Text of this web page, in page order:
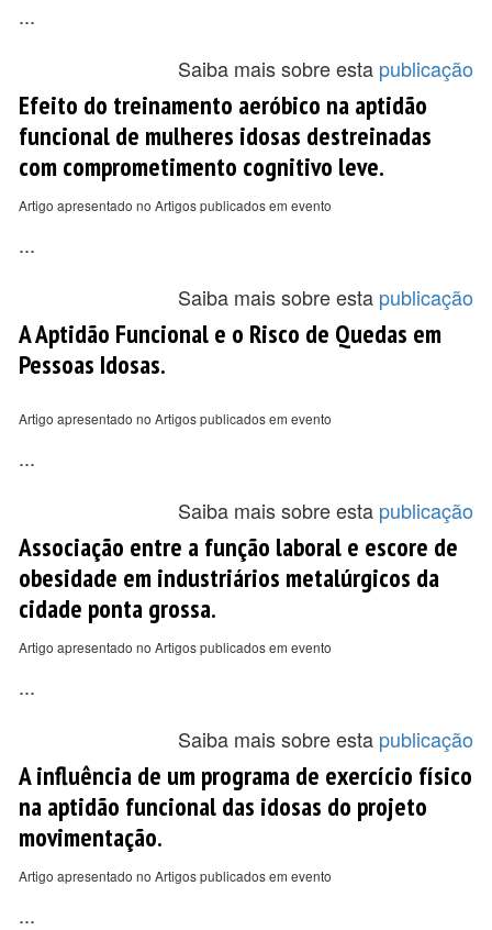
...
Saiba mais sobre esta publicação
Efeito do treinamento aeróbico na aptidão
funcional de mulheres idosas destreinadas
com comprometimento cognitivo leve.
Artigo apresentado no Artigos publicados em evento
...
Saiba mais sobre esta publicação
A Aptidão Funcional e o Risco de Quedas em
Pessoas Idosas.
Artigo apresentado no Artigos publicados em evento
...
Saiba mais sobre esta publicação
Associação entre a função laboral e escore de
obesidade em industriários metalúrgicos da
cidade ponta grossa.
Artigo apresentado no Artigos publicados em evento
...
Saiba mais sobre esta publicação
A influência de um programa de exercício físico
na aptidão funcional das idosas do projeto
movimentação.
Artigo apresentado no Artigos publicados em evento
...